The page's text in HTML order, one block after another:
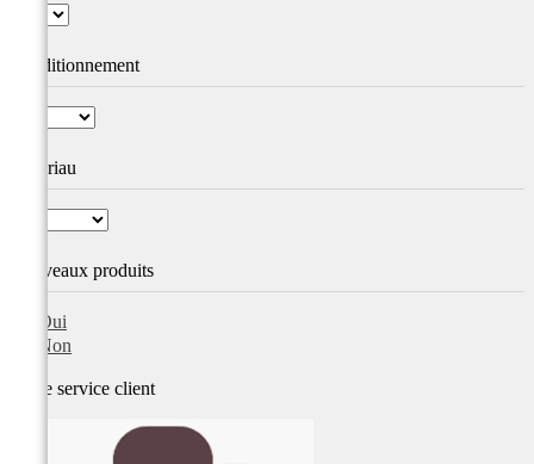
Conditionnement
Matériau
Nouveaux produits
Oui
Non
Notre service client